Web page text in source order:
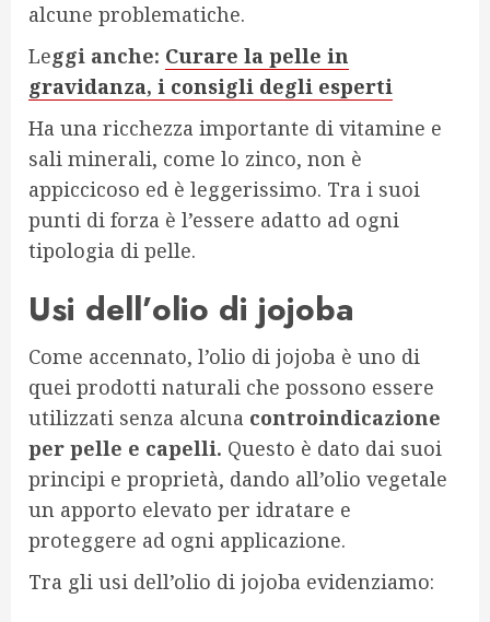
alcune problematiche.
Leggi anche: Curare la pelle in
gravidanza, i consigli degli esperti
Ha una ricchezza importante di vitamine e
sali minerali, come lo zinco, non è
appiccicoso ed è leggerissimo. Tra i suoi
punti di forza è l’essere adatto ad ogni
tipologia di pelle.
Usi dell’olio di jojoba
Come accennato, l’olio di jojoba è uno di
quei prodotti naturali che possono essere
utilizzati senza alcuna controindicazione
per pelle e capelli. Questo è dato dai suoi
principi e proprietà, dando all’olio vegetale
un apporto elevato per idratare e
proteggere ad ogni applicazione.
Tra gli usi dell’olio di jojoba evidenziamo: